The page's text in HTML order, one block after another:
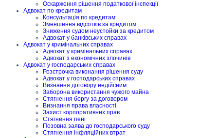
Оскарження рішення податкової інспекції
Адвокат по кредитам
Консультація по кредитам
Зменшення відсотків за кредитом
Зниження судом неустойки за кредитом
Адвокат у банківських справах
Адвокат у кримінальних справах
Адвокат у кримінальних справах
Адвокат з економічних злочинів
Адвокат у господарських справах
Розстрочка виконання рішення суду
Адвокат у господарських справах
Визнання договору недійсним
Заборона використання чужого майна
Стягнення боргу за договором
Визнання права власності
Захист корпоративних прав
Стягнення пені
Позовна заява до господарського суду
Стягнення інфляційних втрат